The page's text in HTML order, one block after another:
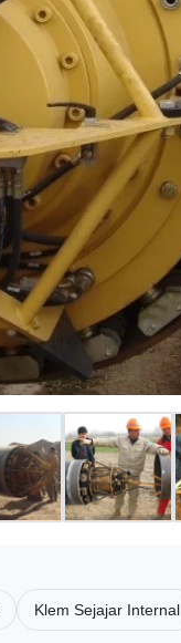
Klem Sejajar Internal